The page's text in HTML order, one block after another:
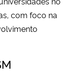
com foco na